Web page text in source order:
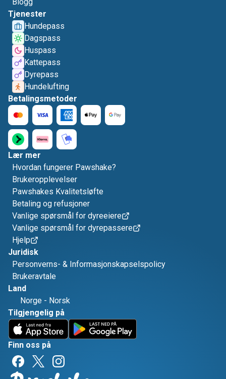
Tjenester
Hundepass
Dagspass
Huspass
Kattepass
Dyrepass
Hundelufting
Betalingsmetoder
Lær mer
Hvordan fungerer Pawshake?
Brukeropplevelser
Pawshakes Kvalitetsløfte
Betaling og refusjoner
Vanlige spørsmål for dyreeiere
Vanlige spørsmål for dyrepassere
Hjelp
Juridisk
Personverns- & Informasjonskapselspolicy
Brukeravtale
Land
Norge - Norsk
Tilgjengelig på
Finn oss på